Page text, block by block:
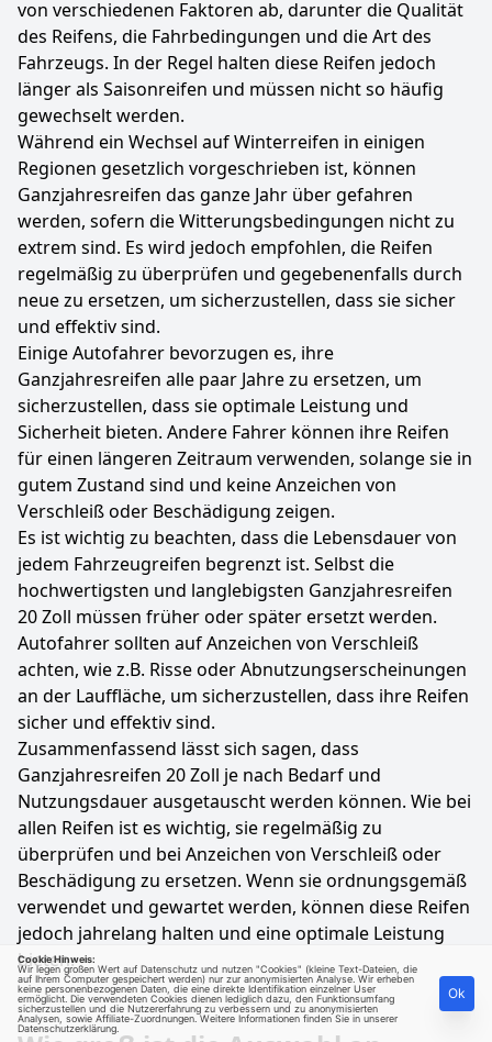
von verschiedenen Faktoren ab, darunter die Qualität
des Reifens, die Fahrbedingungen und die Art des
Fahrzeugs. In der Regel halten diese Reifen jedoch
länger als Saisonreifen und müssen nicht so häufig
gewechselt werden.
Während ein Wechsel auf Winterreifen in einigen
Regionen gesetzlich vorgeschrieben ist, können
Ganzjahresreifen das ganze Jahr über gefahren
werden, sofern die Witterungsbedingungen nicht zu
extrem sind. Es wird jedoch empfohlen, die Reifen
regelmäßig zu überprüfen und gegebenenfalls durch
neue zu ersetzen, um sicherzustellen, dass sie sicher
und effektiv sind.
Einige Autofahrer bevorzugen es, ihre
Ganzjahresreifen alle paar Jahre zu ersetzen, um
sicherzustellen, dass sie optimale Leistung und
Sicherheit bieten. Andere Fahrer können ihre Reifen
für einen längeren Zeitraum verwenden, solange sie in
gutem Zustand sind und keine Anzeichen von
Verschleiß oder Beschädigung zeigen.
Es ist wichtig zu beachten, dass die Lebensdauer von
jedem Fahrzeugreifen begrenzt ist. Selbst die
hochwertigsten und langlebigsten Ganzjahresreifen
20 Zoll müssen früher oder später ersetzt werden.
Autofahrer sollten auf Anzeichen von Verschleiß
achten, wie z.B. Risse oder Abnutzungserscheinungen
an der Lauffläche, um sicherzustellen, dass ihre Reifen
sicher und effektiv sind.
Zusammenfassend lässt sich sagen, dass
Ganzjahresreifen 20 Zoll je nach Bedarf und
Nutzungsdauer ausgetauscht werden können. Wie bei
allen Reifen ist es wichtig, sie regelmäßig zu
überprüfen und bei Anzeichen von Verschleiß oder
Beschädigung zu ersetzen. Wenn sie ordnungsgemäß
verwendet und gewartet werden, können diese Reifen
jedoch jahrelang halten und eine optimale Leistung
bieten.
Cookie Hinweis:
Wir legen großen Wert auf Datenschutz und nutzen "Cookies" (kleine Text-Dateien, die
auf Ihrem Computer gespeichert werden) nur zur anonymisierten Analyse. Wir erheben
keine personenbezogenen Daten, die eine direkte Identifikation einzelner User
ermöglicht. Die verwendeten Cookies dienen lediglich dazu, den Funktionsumfang
sicherzustellen und die Nutzererfahrung zu verbessern und zu anonymisierten
Analysen, sowie Affiliate-Zuordnungen. Weitere Informationen finden Sie in unserer
Datenschutzerklärung
Ok